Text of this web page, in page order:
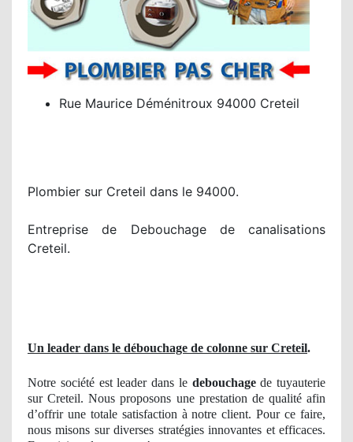
Rue Maurice Déménitroux 94000 Creteil
Plombier sur Creteil dans le 94000.
Entreprise de Debouchage de canalisations
Creteil.
Un leader dans le débouchage de colonne sur Creteil.
Notre société est leader dans le debouchagede tuyauterie
sur Creteil. Nous proposons une prestation de qualité afin
d’offrir une totale satisfaction à notre client. Pour ce faire,
nous misons sur diverses stratégies innovantes et efficaces.